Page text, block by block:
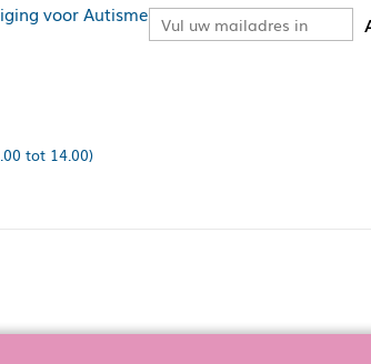
voor Autisme
tot 14.00)